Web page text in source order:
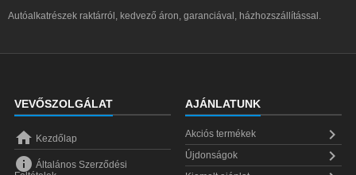
Autóalkatrészek raktárról, kedvező áron, garanciával, házhozszállítással.
VEVŐSZOLGÁLAT
 Kezdőlap
 Általános Szerződési
AJÁNLATUNK
Akciós termékek 
Újdonságok 